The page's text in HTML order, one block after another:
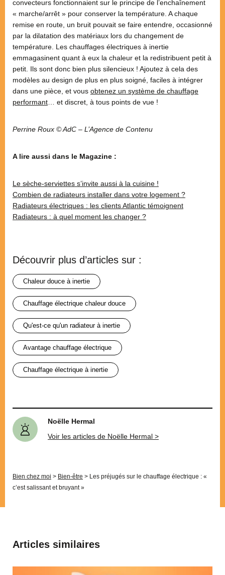
convecteurs fonctionnaient sur le principe de l’enchaînement
« marche/arrêt » pour conserver la température. A chaque
remise en route, un bruit pouvait se faire entendre, occasionné
par la dilatation des matériaux lors du changement de
température. Les chauffages électriques à inertie
emmagasinent quant à eux la chaleur et la redistribuent petit à
petit. Ils sont donc bien plus silencieux ! Ajoutez à cela des
modèles au design de plus en plus soigné, faciles à intégrer
dans une pièce, et vous obtenez un système de chauffage
performant… et discret, à tous points de vue !
Perrine Roux © AdC – L’Agence de Contenu
A lire aussi dans le Magazine :
Le sèche-serviettes s’invite aussi à la cuisine !
Combien de radiateurs installer dans votre logement ?
Radiateurs électriques : les clients Atlantic témoignent
Radiateurs : à quel moment les changer ?
Découvrir plus d’articles sur :
chaleur douce à inertie
chauffage électrique chaleur douce
qu'est-ce qu'un radiateur à inertie
avantage chauffage électrique
chauffage électrique à inertie
Noëlle Hermal
Voir les articles de Noëlle Hermal >
Bien chez moi > Bien-être > Les préjugés sur le chauffage électrique : «
c’est salissant et bruyant »
Articles similaires